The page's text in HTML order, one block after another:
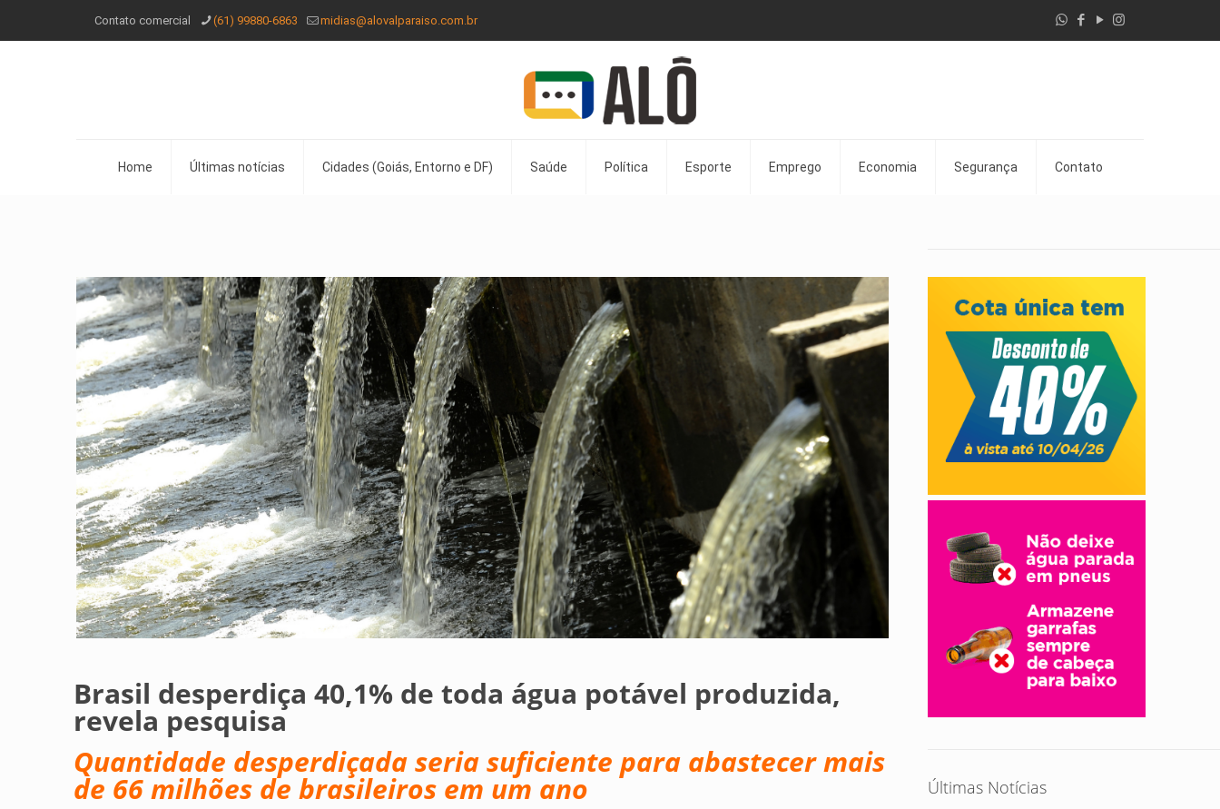
Contato comercial (61) 99880-6863 midias@alovalparaiso.com.br
Home Últimas notícias Cidades (Goiás, Entorno e DF) Saúde Política Esporte Emprego Economia Segurança Contato
Brasil desperdiça 40,1% de toda água potável produzida,
revela pesquisa
Quantidade desperdiçada seria suficiente para abastecer mais
de 66 milhões de brasileiros em um ano Últimas Notícias